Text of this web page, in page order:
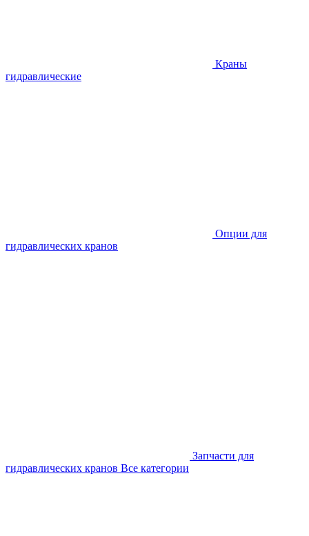
Краны
гидравлические
Опции для
гидравлических кранов
Запчасти для
гидравлических кранов Все категории